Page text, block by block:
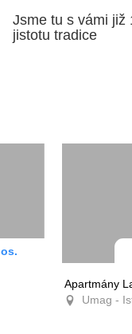
Jsme tu s vámi již
jistotu tradice
4 os.
Apartmány
Umag -